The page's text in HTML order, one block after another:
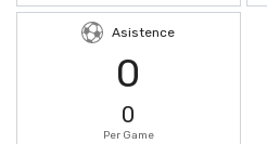
Asistence
0
0
Per Game